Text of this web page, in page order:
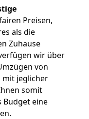
Preisen,
als die
Zuhause
wir über
von
mit jeglicher
somit
Budget eine